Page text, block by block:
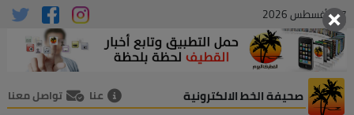
07 , أغسطس 2026
صحيفة الخط الالكترونية عنا تواصل معنا